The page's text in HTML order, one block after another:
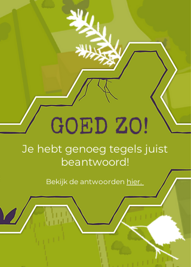
GOED ZO!
Je hebt genoeg tegels juist
beantwoord!
Bekijk de antwoorden hier.